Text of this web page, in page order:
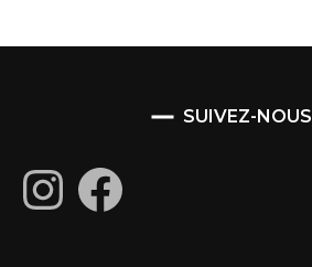
SUIVEZ-NOUS
InstagramFacebook